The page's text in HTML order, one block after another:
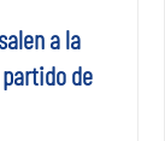
a la
de